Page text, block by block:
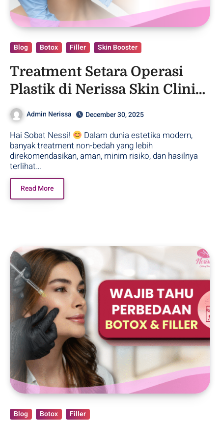
Blog Botox Filler Skin Booster
Treatment Setara Operasi
Plastik di Nerissa Skin Clinic
Purwodadi!
Admin Nerissa December 30, 2025
Hai Sobat Nessi!
Dalam dunia estetika modern,
banyak treatment non-bedah yang lebih
direkomendasikan, aman, minim risiko, dan hasilnya
terlihat…
Read More
Blog Botox Filler